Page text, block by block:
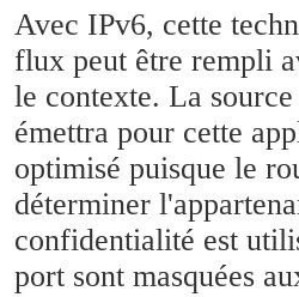
Avec IPv6, cette
flux peut être rempli
le contexte. La
émettra pour cette
optimisé puisque le
déterminer
confidentialité est
port sont masquées